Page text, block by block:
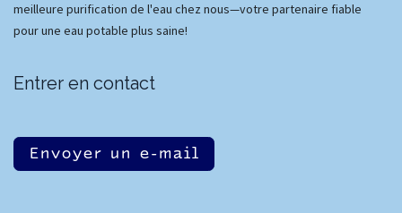
meilleure purification de l'eau chez nous—votre partenaire fiable
pour une eau potable plus saine!
Entrer en contact
Envoyer un e-mail